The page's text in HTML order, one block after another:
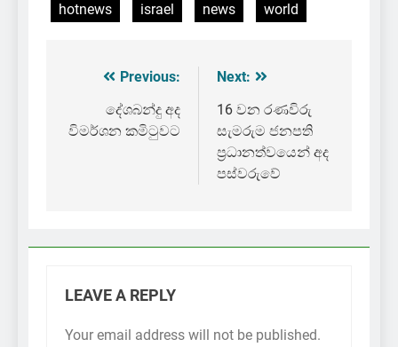
hotnews
israel news world
Post
navigation
Previous:
දේශබන්දු අද
විමර්ශන කමිටුවට
Next:
16 වන රණවිරු
සැමරුම ජනපති
ප්‍රධානත්වයෙන් අද
පස්වරුවේ
LEAVE A REPLY
Your email address will not be published.